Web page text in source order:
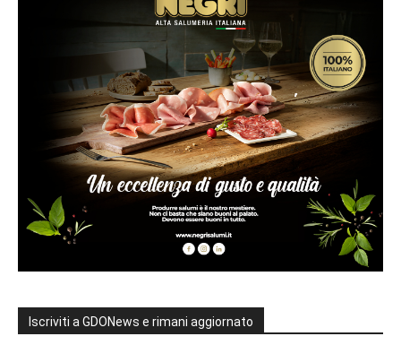
Iscriviti a GDONews e rimani aggiornato